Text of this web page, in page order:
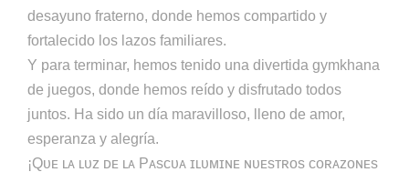
desayuno fraterno, donde hemos compartido y
fortalecido los lazos familiares.
Y para terminar, hemos tenido una divertida gymkhana
de juegos, donde hemos reído y disfrutado todos
juntos. Ha sido un día maravilloso, lleno de amor,
esperanza y alegría.
¡Qᴜᴇ ʟᴀ ʟᴜᴢ ᴅᴇ ʟᴀ Pᴀsᴄᴜᴀ ɪʟᴜᴍɪɴᴇ ɴᴜᴇsᴛʀᴏs ᴄᴏʀᴀᴢᴏɴᴇs